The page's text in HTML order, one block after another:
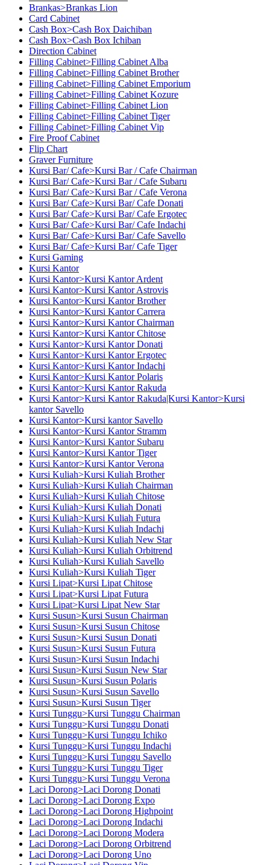
Brankas>Brankas Lion
Card Cabinet
Cash Box>Cash Box Daichiban
Cash Box>Cash Box Ichiban
Direction Cabinet
Filling Cabinet>Filling Cabinet Alba
Filling Cabinet>Filling Cabinet Brother
Filling Cabinet>Filling Cabinet Emporium
Filling Cabinet>Filling Cabinet Kozure
Filling Cabinet>Filling Cabinet Lion
Filling Cabinet>Filling Cabinet Tiger
Filling Cabinet>Filling Cabinet Vip
Fire Proof Cabinet
Flip Chart
Graver Furniture
Kursi Bar/ Cafe>Kursi Bar / Cafe Chairman
Kursi Bar/ Cafe>Kursi Bar / Cafe Subaru
Kursi Bar/ Cafe>Kursi Bar / Cafe Verona
Kursi Bar/ Cafe>Kursi Bar/ Cafe Donati
Kursi Bar/ Cafe>Kursi Bar/ Cafe Ergotec
Kursi Bar/ Cafe>Kursi Bar/ Cafe Indachi
Kursi Bar/ Cafe>Kursi Bar/ Cafe Savello
Kursi Bar/ Cafe>Kursi Bar/ Cafe Tiger
Kursi Gaming
Kursi Kantor
Kursi Kantor>Kursi Kantor Ardent
Kursi Kantor>Kursi Kantor Astrovis
Kursi Kantor>Kursi Kantor Brother
Kursi Kantor>Kursi Kantor Carrera
Kursi Kantor>Kursi Kantor Chairman
Kursi Kantor>Kursi Kantor Chitose
Kursi Kantor>Kursi Kantor Donati
Kursi Kantor>Kursi Kantor Ergotec
Kursi Kantor>Kursi Kantor Indachi
Kursi Kantor>Kursi Kantor Polaris
Kursi Kantor>Kursi Kantor Rakuda
Kursi Kantor>Kursi Kantor Rakuda|Kursi Kantor>Kursi
kantor Savello
Kursi Kantor>Kursi kantor Savello
Kursi Kantor>Kursi Kantor Stramm
Kursi Kantor>Kursi Kantor Subaru
Kursi Kantor>Kursi Kantor Tiger
Kursi Kantor>Kursi Kantor Verona
Kursi Kuliah>Kursi Kuliah Brother
Kursi Kuliah>Kursi Kuliah Chairman
Kursi Kuliah>Kursi Kuliah Chitose
Kursi Kuliah>Kursi Kuliah Donati
Kursi Kuliah>Kursi Kuliah Futura
Kursi Kuliah>Kursi Kuliah Indachi
Kursi Kuliah>Kursi Kuliah New Star
Kursi Kuliah>Kursi Kuliah Orbitrend
Kursi Kuliah>Kursi Kuliah Savello
Kursi Kuliah>Kursi Kuliah Tiger
Kursi Lipat>Kursi Lipat Chitose
Kursi Lipat>Kursi Lipat Futura
Kursi Lipat>Kursi Lipat New Star
Kursi Susun>Kursi Susun Chairman
Kursi Susun>Kursi Susun Chitose
Kursi Susun>Kursi Susun Donati
Kursi Susun>Kursi Susun Futura
Kursi Susun>Kursi Susun Indachi
Kursi Susun>Kursi Susun New Star
Kursi Susun>Kursi Susun Polaris
Kursi Susun>Kursi Susun Savello
Kursi Susun>Kursi Susun Tiger
Kursi Tunggu>Kursi Tunggu Chairman
Kursi Tunggu>Kursi Tunggu Donati
Kursi Tunggu>Kursi Tunggu Ichiko
Kursi Tunggu>Kursi Tunggu Indachi
Kursi Tunggu>Kursi Tunggu Savello
Kursi Tunggu>Kursi Tunggu Tiger
Kursi Tunggu>Kursi Tunggu Verona
Laci Dorong>Laci Dorong Donati
Laci Dorong>Laci Dorong Expo
Laci Dorong>Laci Dorong Highpoint
Laci Dorong>Laci Dorong Indachi
Laci Dorong>Laci Dorong Modera
Laci Dorong>Laci Dorong Orbitrend
Laci Dorong>Laci Dorong Uno